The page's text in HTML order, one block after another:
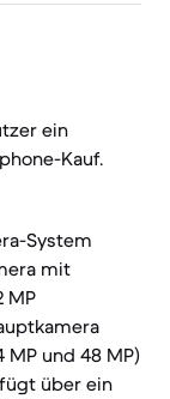
ein
Kauf.
System
mit
MP
und 48 MP)
über ein